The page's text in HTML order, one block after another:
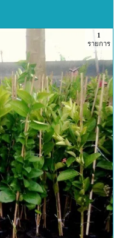
1
รายการ